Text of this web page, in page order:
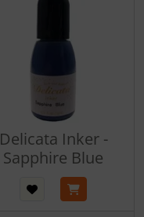
Delicata Inker -
Sapphire Blue